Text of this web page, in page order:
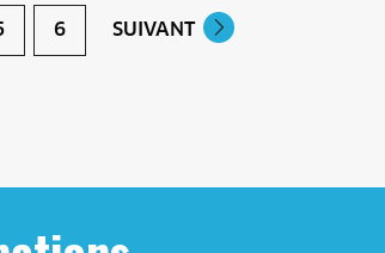
6 SUIVANT